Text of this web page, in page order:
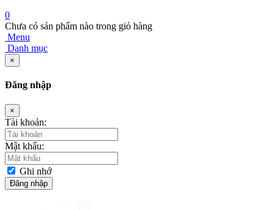
0
Chưa có sản phẩm nào trong giỏ hàng
Menu
Danh mục
×
Đăng nhập
×
Tài khoản:
Mật khẩu:
Ghi nhớ